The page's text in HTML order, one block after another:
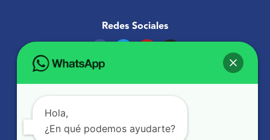
Redes Sociales
F
c
e
o
o
T
e
r
Y
b
e
I
g
r
Avenida Tecnológico 30 Sur Querétaro, Qro.
atencionaclientes@servimexauto.mx
442 216 1855
Hola,
¿En qué podemos ayudarte?